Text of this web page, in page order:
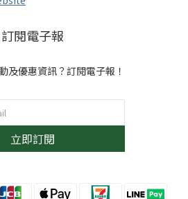
訂閱電子報
及優惠資訊？訂閱電子報！
立即訂閱